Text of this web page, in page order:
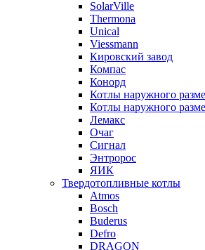
SolarVille
Thermona
Unical
Viessmann
Кировский завод
Компас
Конорд
Котлы наружного
Котлы наружного
Лемакс
Очаг
Сигнал
Энтророс
ЯИК
Твердотопливные котлы
Atmos
Bosch
Buderus
Defro
DRAGON